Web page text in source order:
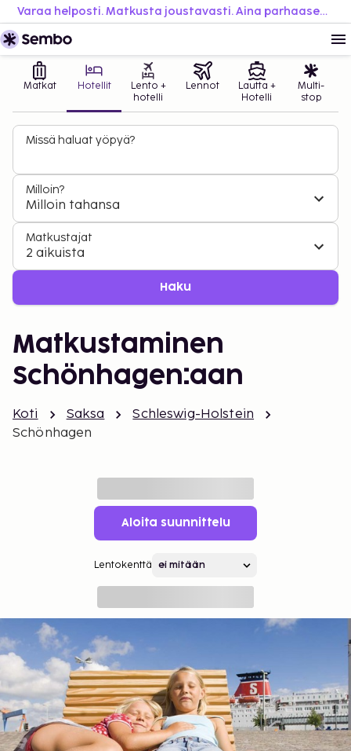
Varaa helposti. Matkusta joustavasti. Aina parhaaseen hintaan.
Matkat Hotellit
Lento +
hotelli
Lennot
Lautta +
Hotelli
Multi-
stop
Missä haluat yöpyä?
Milloin?
Milloin tahansa
Matkustajat
2 aikuista
Haku
Matkustaminen
Schönhagen:aan
Koti Saksa
Schleswig-Holstein
Schönhagen
Aloita suunnittelu
Lentokenttä